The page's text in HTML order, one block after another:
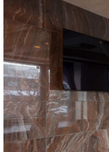
Island kitchen Peninsula kitchen